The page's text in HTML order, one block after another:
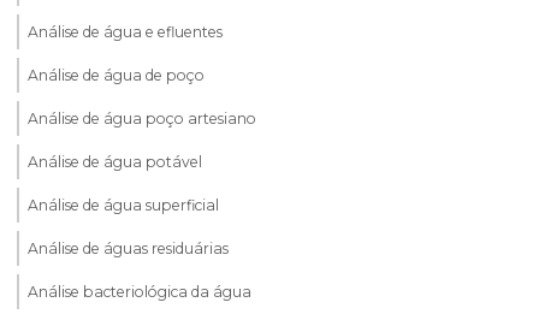
Análise de água e efluentes
Análise de água de poço
Análise de água poço artesiano
Análise de água potável
Análise de água superficial
Análise de águas residuárias
Análise bacteriológica da água